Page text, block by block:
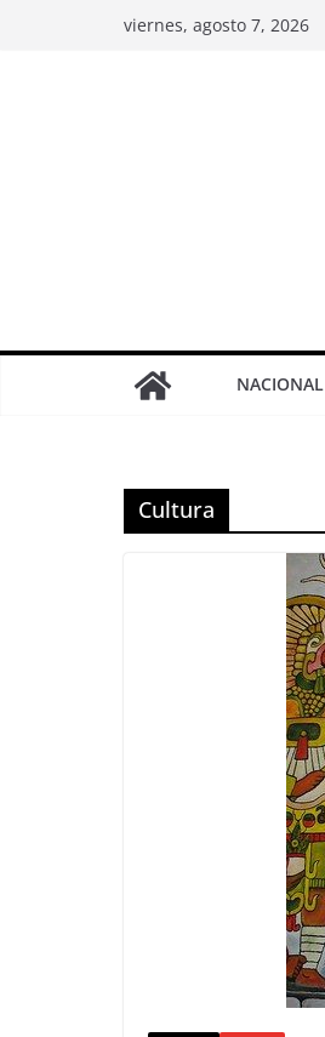
viernes, agosto 7, 2026
NACIONAL
Cultura